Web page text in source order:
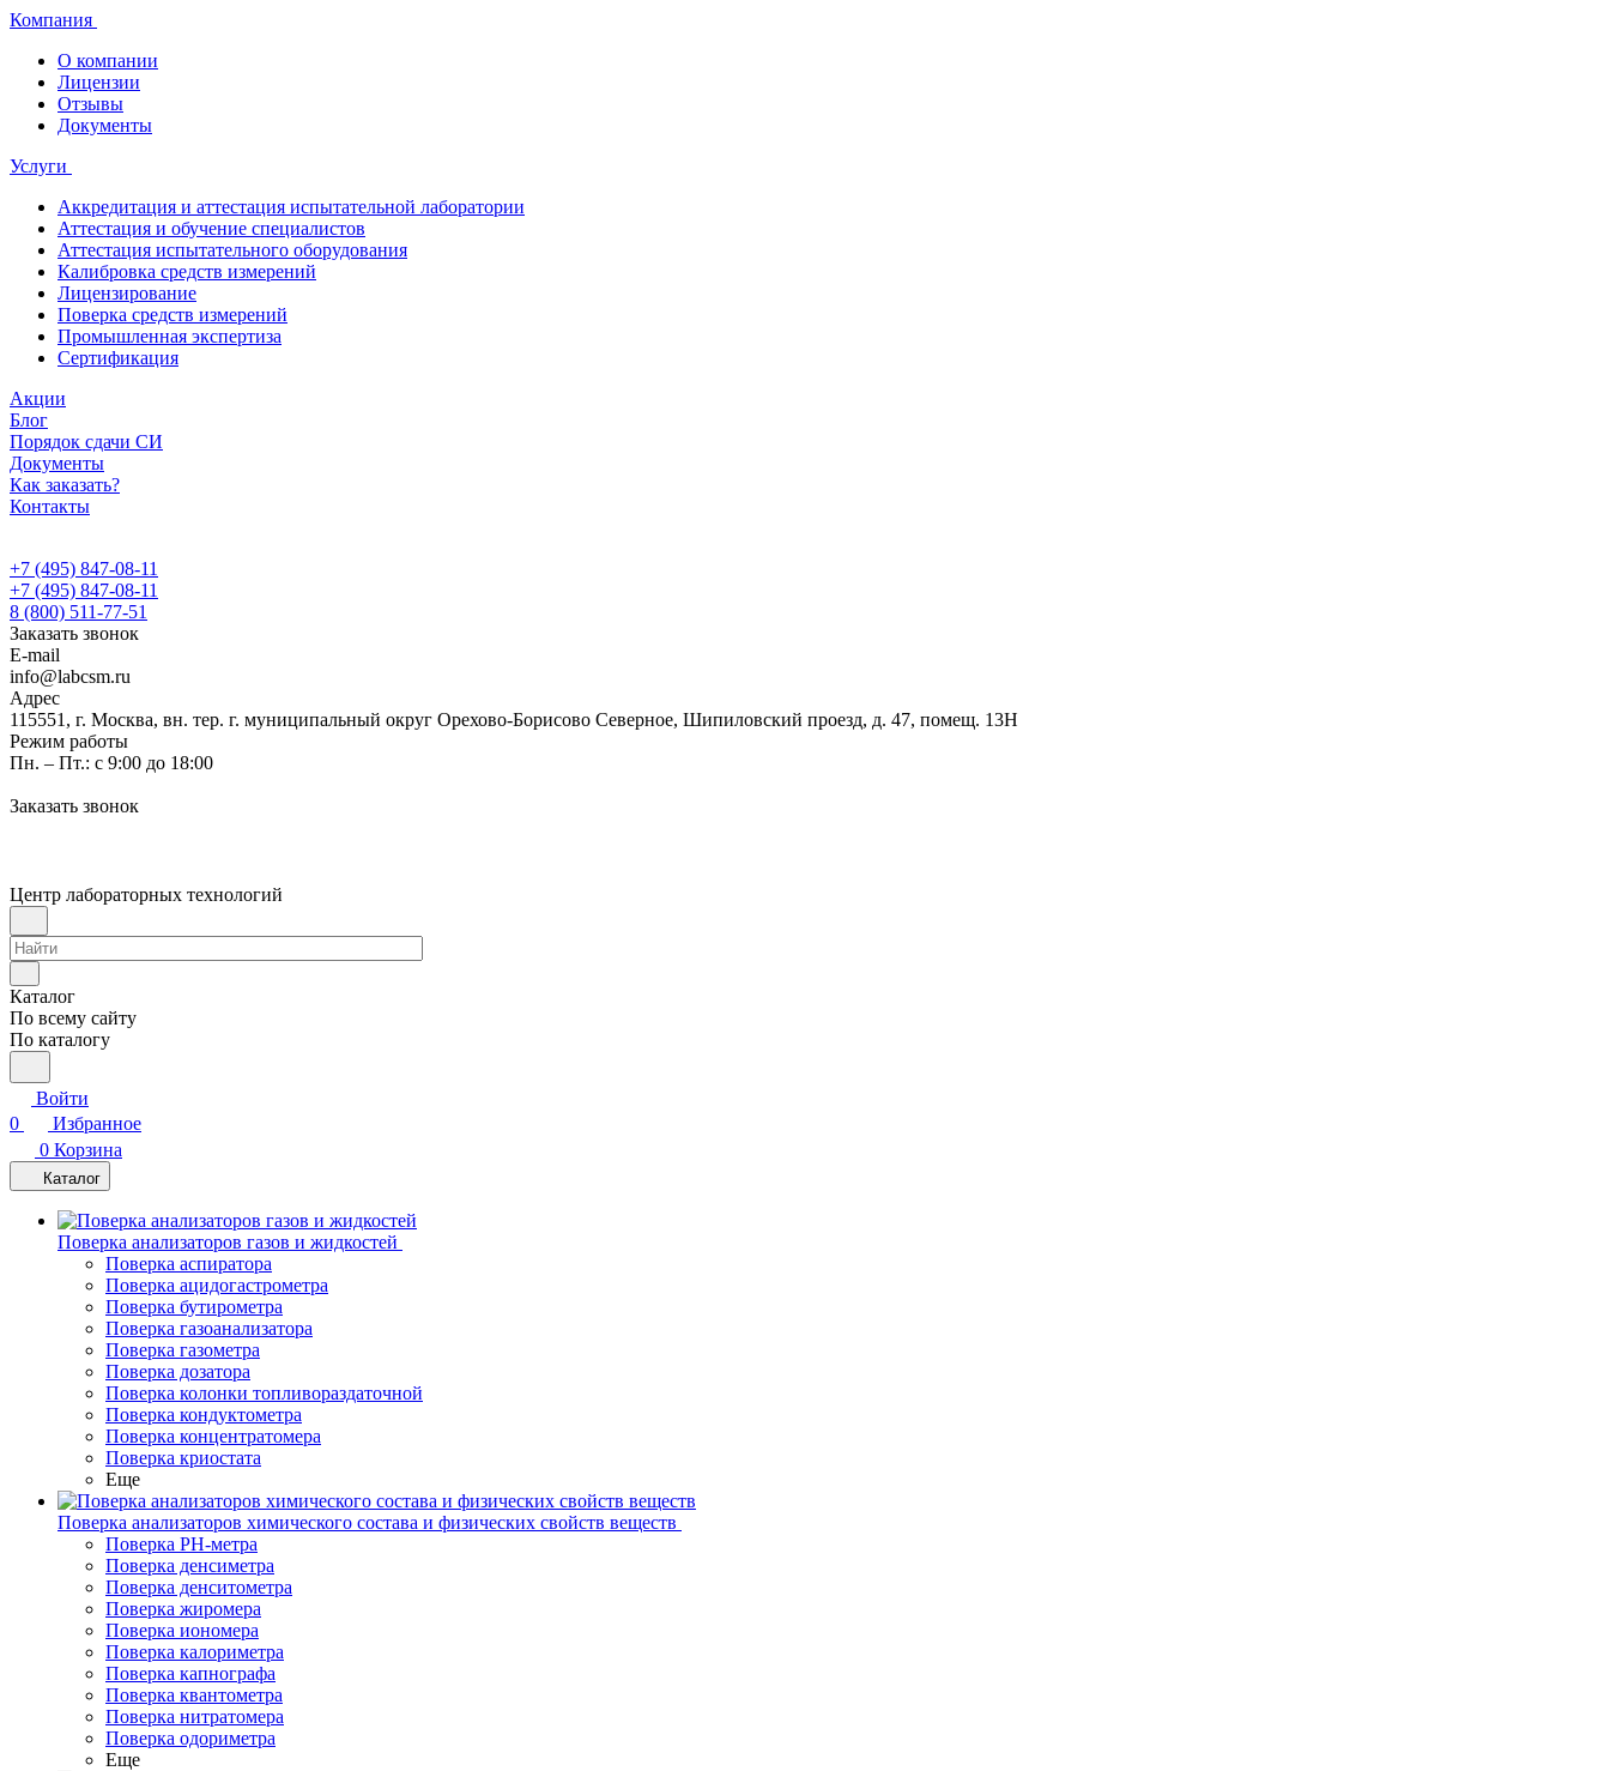
Компания
О компании
Лицензии
Отзывы
Документы
Услуги
Аккредитация и аттестация испытательной лаборатории
Аттестация и обучение специалистов
Аттестация испытательного оборудования
Калибровка средств измерений
Лицензирование
Поверка средств измерений
Промышленная экспертиза
Сертификация
Акции
Блог
Порядок сдачи СИ
Документы
Как заказать?
Контакты
+7 (495) 847-08-11
+7 (495) 847-08-11
8 (800) 511-77-51
Заказать звонок
E-mail
info@labcsm.ru
Адрес
115551, г. Москва, вн. тер. г. муниципальный округ Орехово-Борисово Северное, Шипиловский проезд, д. 47, помещ. 13Н
Режим работы
Пн. – Пт.: с 9:00 до 18:00
Заказать звонок
Центр лабораторных технологий
Каталог
По всему сайту
По каталогу
Войти
0
Избранное
0 Корзина
Каталог
Поверка анализаторов газов и жидкостей
Поверка аспиратора
Поверка ацидогастрометра
Поверка бутирометра
Поверка газоанализатора
Поверка газометра
Поверка дозатора
Поверка колонки топливораздаточной
Поверка кондуктометра
Поверка концентратомера
Поверка криостата
Еще
Поверка анализаторов химического состава и физических свойств веществ
Поверка PH-метра
Поверка денсиметра
Поверка денситометра
Поверка жиромера
Поверка иономера
Поверка калориметра
Поверка капнографа
Поверка квантометра
Поверка нитратомера
Поверка одориметра
Еще